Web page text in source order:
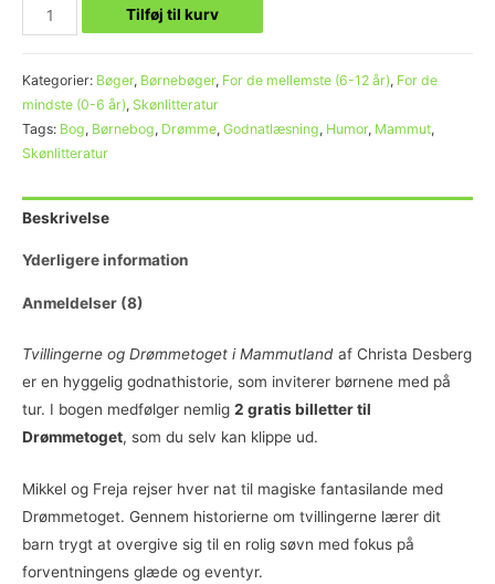
Tilføj til kurv
Kategorier: Bøger, Børnebøger, For de mellemste (6-12 år), For de
mindste (0-6 år), Skønlitteratur
Tags: Bog, Børnebog, Drømme, Godnatlæsning, Humor, Mammut,
Skønlitteratur
Beskrivelse
Yderligere information
Anmeldelser (8)
Tvillingerne og Drømmetoget i Mammutland af Christa Desberg
er en hyggelig godnathistorie, som inviterer børnene med på
tur. I bogen medfølger nemlig 2 gratis billetter til
Drømmetoget, som du selv kan klippe ud.
Mikkel og Freja rejser hver nat til magiske fantasilande med
Drømmetoget. Gennem historierne om tvillingerne lærer dit
barn trygt at overgive sig til en rolig søvn med fokus på
forventningens glæde og eventyr.